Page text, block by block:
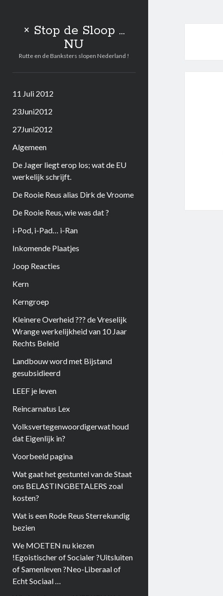
× Stop de Sloop ...
NU
Rutte en de Banksters slopen Nederland !
11 Juli 2012
23Juni2012
27Juni2012
Algemeen
De Jager liegt erop los; wat de EU
werkelijk schrijft.
De Rooie Reus alias Dirk de Vroome
De Rooie Reus, wie was dat ?
i-Pod, i-Pad… i-Ran
Inkomende Plaatjes
Joop Reacties
Kern
Kerngroep
Kleinere Overheid ??? de Vreselijk
Wrange werkelijkheid van 10 Jaar
Rechts Beleid
Landbouw word met Bijstand
gesubsidieerd
LEEF je leven
Reincarnatus Lex
Volksvertegenwoordigerwat houd
dat Eigenlijk in?
Voorbeeld pagina
Wat gaat het gestuntel van de Staat
ons BELASTINGBETALERS zoal
kosten?
Wat is een Rode Reus Sterrekundig
bezien
We MOETEN nu kiezen
!Egoistischer of Socialer ?Uitsluiten
of Samenleven ?Neo-Liberaal of
Echt Sociaal …